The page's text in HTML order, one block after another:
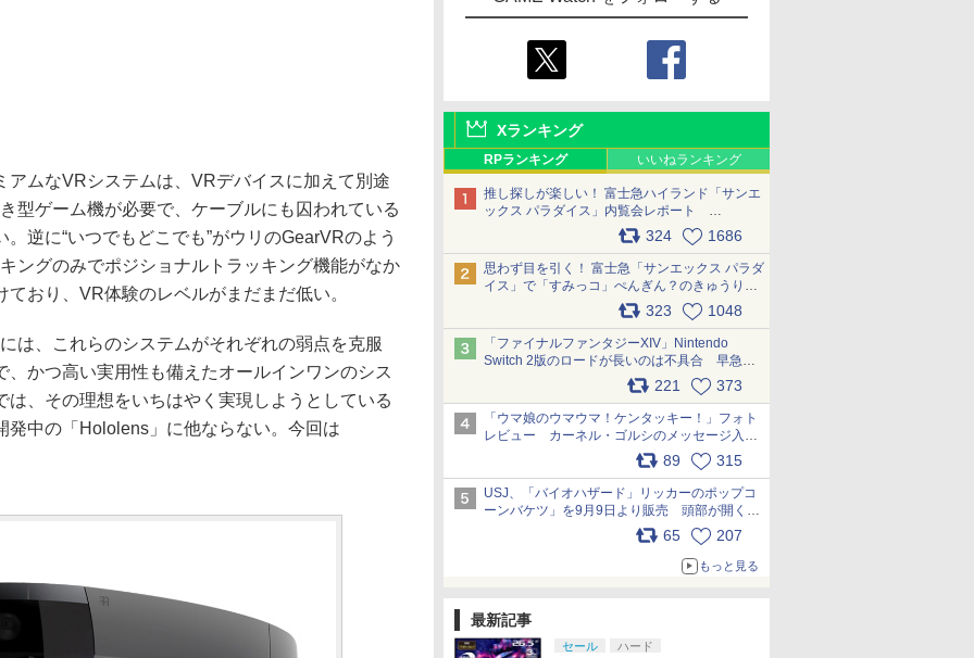
Xランキング
RPランキング いいねランキング
推し探しが楽しい！ 富士急ハイランド「サンエ
ックス パラダイス」内覧会レポート
324 1686
思わず目を引く！ 富士急「サンエックス パラダ
イス」で「すみっコ」ぺんぎん？のきゅうりド
ッグを食べてみた イラストそのままのメニュ
ー化に挑戦。これが意外にもおいしい
pic.x.com/Kgl04hZaeg
323 1048
「ファイナルファンタジーXIV」Nintendo
Switch 2版のロードが長いのは不具合 早急に
アップデートできるよう対応中221 373
「ウマ娘のウマウマ！ケンタッキー！」フォト
レビュー カーネル・ゴルシのメッセージ入り
パッケージや描き下ろしトレカなどが登場
89 315
USJ、「バイオハザード」リッカーのポップコ
ーンバケツ」を9月9日より販売 頭部が開く仕
組み。味は恐怖を堪のう「味噌フレーバー」
65 207
もっと見る
最新記事
セール ハード
ムなVRシステムは、VRデバイスに加えて別途
型ゲーム機が必要で、ケーブルにも囚われている
逆に“いつでもどこでも”がウリのGearVRのよう
ングのみでポジショナルトラッキング機能がなか
おり、VR体験のレベルがまだまだ低い。
、これらのシステムがそれぞれの弱点を克服
かつ高い実用性も備えたオールインワンのシス
、その理想をいちはやく実現しようとしている
発中の「Hololens」に他ならない。今回は